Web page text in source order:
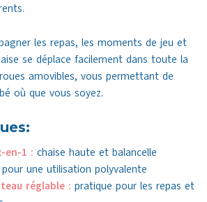
les repas, les moments de jeu et
se déplace facilement dans toute la
amovibles, vous permettant de
où que vous soyez.
en-1 : chaise haute et balancelle
une utilisation polyvalente
réglable : pratique pour les repas et